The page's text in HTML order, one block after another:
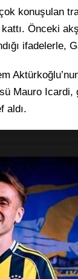
konuşulan
Önceki
ifadelerle,
Mauro
aldı.